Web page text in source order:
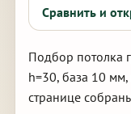
Сравнить и
Подбор потолка
h=30, база 10
странице